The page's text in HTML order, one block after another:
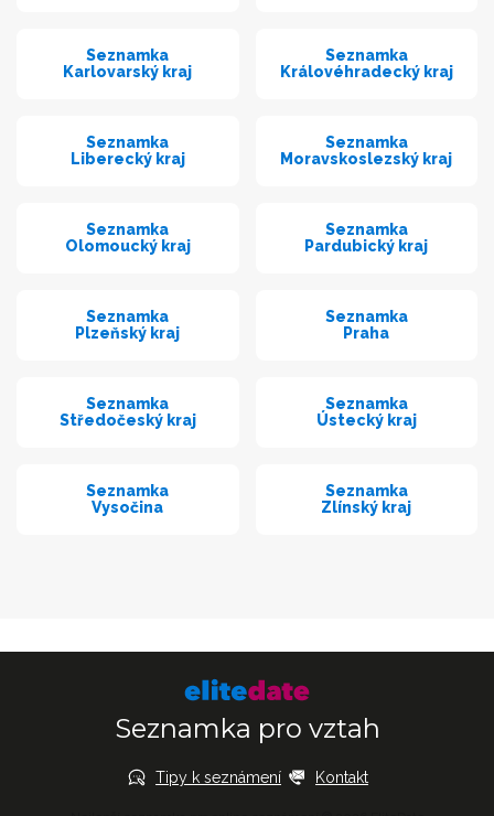
Seznamka
Karlovarský kraj
Seznamka
Královéhradecký kraj
Seznamka
Liberecký kraj
Seznamka
Moravskoslezský kraj
Seznamka
Olomoucký kraj
Seznamka
Pardubický kraj
Seznamka
Plzeňský kraj
Seznamka
Praha
Seznamka
Středočeský kraj
Seznamka
Ústecký kraj
Seznamka
Vysočina
Seznamka
Zlínský kraj
Seznamka pro vztah
Tipy k seznámení Kontakt